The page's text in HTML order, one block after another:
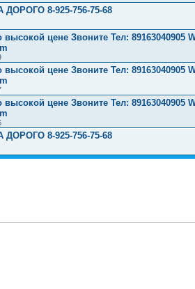
8-925-756-75-68
цене Звоните Тел: 89163040905
цене Звоните Тел: 89163040905
цене Звоните Тел: 89163040905
8-925-756-75-68